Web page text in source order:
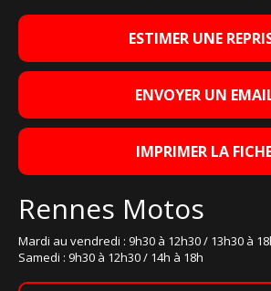
ESTIMER UNE
ENVOYER UN
IMPRIMER LA
Rennes Motos
Mardi au vendredi : 9h30 à 12h30 / 13h30 à
Samedi : 9h30 à 12h30 / 14h à 18h